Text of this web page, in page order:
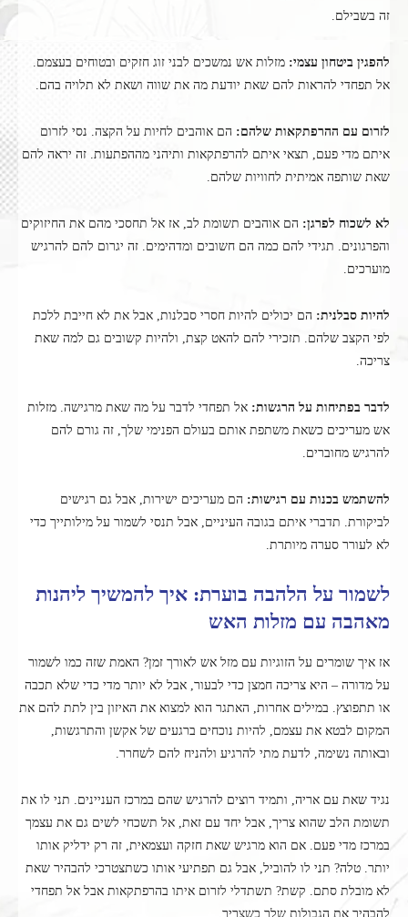
זה בשבילם.
להפגין ביטחון עצמי: מזלות אש נמשכים לבני זוג חזקים ובטוחים בעצמם.
אל תפחדי להראות להם שאת יודעת מה את שווה ושאת לא תלויה בהם.
לזרום עם ההרפתקאות שלהם: הם אוהבים לחיות על הקצה. נסי לזרום
איתם מדי פעם, תצאי איתם להרפתקאות ותיהני מההפתעות. זה יראה להם
שאת שותפה אמיתית לחוויות שלהם.
לא לשכוח לפרגן: הם אוהבים תשומת לב, אז אל תחסכי מהם את החיזוקים
והפרגונים. תגידי להם כמה הם חשובים ומדהימים. זה יגרום להם להרגיש
מוערכים.
להיות סבלנית: הם יכולים להיות חסרי סבלנות, אבל את לא חייבת ללכת
לפי הקצב שלהם. תזכירי להם להאט קצת, ולהיות קשובים גם למה שאת
צריכה.
לדבר בפתיחות על הרגשות: אל תפחדי לדבר על מה שאת מרגישה. מזלות
אש מעריכים כשאת משתפת אותם בעולם הפנימי שלך, זה גורם להם
להרגיש מחוברים.
להשתמש בכנות עם רגישות: הם מעריכים ישירות, אבל גם רגישים
לביקורת. תדברי איתם בגובה העיניים, אבל תנסי לשמור על מילותייך כדי
לא לעורר סערה מיותרת.
לשמור על הלהבה בוערת: איך להמשיך ליהנות
מאהבה עם מזלות האש
אז איך שומרים על הזוגיות עם מזל אש לאורך זמן? האמת שזה כמו לשמור
על מדורה – היא צריכה חמצן כדי לבעור, אבל לא יותר מדי כדי שלא תכבה
או תתפוצץ. במילים אחרות, האתגר הוא למצוא את האיזון בין לתת להם את
המקום לבטא את עצמם, להיות נוכחים ברגעים של אקשן והתרגשות,
ובאותה נשימה, לדעת מתי להרגיע ולהניח להם לשחרר.
נגיד שאת עם אריה, ותמיד רוצים להרגיש שהם במרכז העניינים. תני לו את
תשומת הלב שהוא צריך, אבל יחד עם זאת, אל תשכחי לשים גם את עצמך
במרכז מדי פעם. אם הוא מרגיש שאת חזקה ועצמאית, זה רק ידליק אותו
יותר. טלה? תני לו להוביל, אבל גם תפתיעי אותו כשתצטרכי להבהיר שאת
לא מובלת סתם. קשת? תשתדלי לזרום איתו בהרפתקאות אבל אל תפחדי
להבהיר את הגבולות שלך כשצריך.